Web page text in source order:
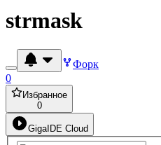
strmask
Форк
0
Избранное
0
GigaIDE Cloud